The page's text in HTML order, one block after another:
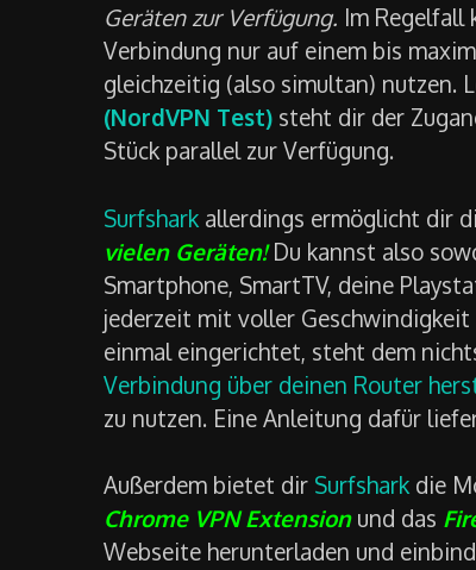
Geräten zur Verfügung. Im Regelfall
Verbindung nur auf einem bis
gleichzeitig (also simultan) nutzen.
(NordVPN Test) steht dir der
Stück parallel zur Verfügung.
Surfshark allerdings ermöglicht dir
vielen Geräten!Du kannst also
Smartphone, SmartTV, deine
jederzeit mit voller
einmal eingerichtet, steht dem
Verbindung über deinen Router
zu nutzen. Eine Anleitung dafür
Außerdem bietet dir Surfshark die
Chrome VPN Extensionund das
Webseite herunterladen und